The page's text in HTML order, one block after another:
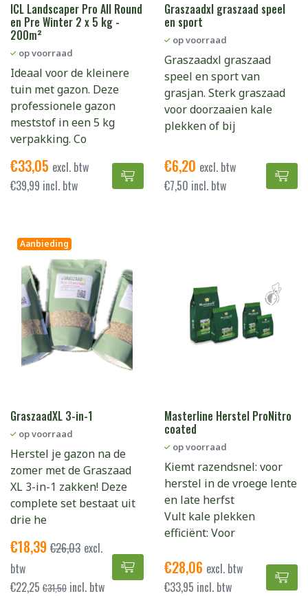
ICL Landscaper Pro All Round
en Pre Winter 2 x 5 kg -
200m²
op voorraad
Ideaal voor de kleinere
tuin met gazon. Deze
professionele gazon
meststof in een 5 kg
verpakking. Co
€33,05 excl. btw
€39,99 incl. btw
ICL Landscaper Pro All Round
Graszaadxl graszaad speel
en sport
op voorraad
Graszaadxl graszaad
speel en sport van
grasjan. Sterk graszaad
voor doorzaaien kale
plekken of bij
€6,20 excl. btw
€7,50 incl. btw
Aanbieding
GraszaadXL 3-in-1
op voorraad
Herstel je gazon na de
zomer met de Graszaad
XL 3-in-1 zakken! Deze
complete set bestaat uit
drie he
€18,39 €26,03 excl.
btw
€22,25 €31,50 incl. btw
GraszaadXL 3-in-1 toevoegen
Masterline Herstel ProNitro
coated
op voorraad
Kiemt razendsnel: voor
herstel in de vroege lente
en late herfst
Vult kale plekken
efficiënt: Voor
€28,06 excl. btw
€33,95 incl. btw